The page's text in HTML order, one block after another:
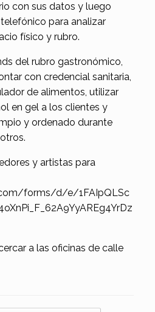
con sus datos y luego
para analizar
físico y rubro.
del rubro gastronómico,
con credencial sanitaria,
de alimentos, utilizar
en gel a los clientes y
y ordenado durante
y artistas para
forms/d/e/1FAIpQLSc
a las oficinas de calle